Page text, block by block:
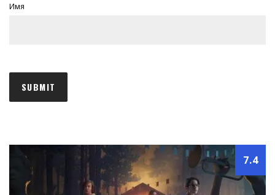
Имя
7.4